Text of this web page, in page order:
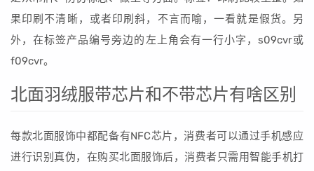
果印刷不清晰，或者印刷斜，不言而喻，一看就是假货。另
外，在标签产品编号旁边的左上角会有一行小字，s09cvr或
f09cvr。
北面羽绒服带芯片和不带芯片有啥区别
每款北面服饰中都配备有NFC芯片，消费者可以通过手机感应
进行识别真伪，在购买北面服饰后，消费者只需用智能手机打